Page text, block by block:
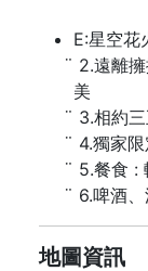
E:星空花
2.遠離
美
3.相約
4.獨家
5.餐食 :
6.啤酒
地圖資訊